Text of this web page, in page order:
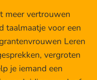
meer vertrouwen
taalmaatje voor een
Leren
vergroten
je iemand een